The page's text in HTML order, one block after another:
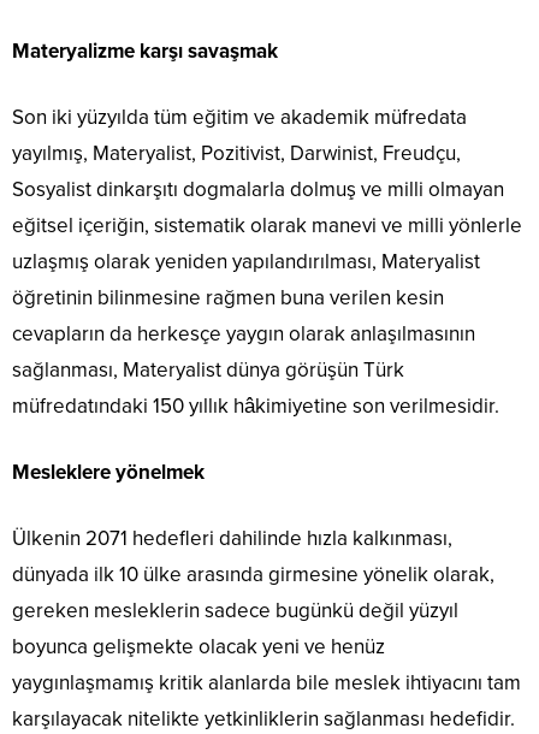
Materyalizme karşı savaşmak
Son iki yüzyılda tüm eğitim ve akademik müfredata
yayılmış, Materyalist, Pozitivist, Darwinist, Freudçu,
Sosyalist dinkarşıtı dogmalarla dolmuş ve milli olmayan
eğitsel içeriğin, sistematik olarak manevi ve milli yönlerle
uzlaşmış olarak yeniden yapılandırılması, Materyalist
öğretinin bilinmesine rağmen buna verilen kesin
cevapların da herkesçe yaygın olarak anlaşılmasının
sağlanması, Materyalist dünya görüşün Türk
müfredatındaki 150 yıllık hâkimiyetine son verilmesidir.
Mesleklere yönelmek
Ülkenin 2071 hedefleri dahilinde hızla kalkınması,
dünyada ilk 10 ülke arasında girmesine yönelik olarak,
gereken mesleklerin sadece bugünkü değil yüzyıl
boyunca gelişmekte olacak yeni ve henüz
yaygınlaşmamış kritik alanlarda bile meslek ihtiyacını tam
karşılayacak nitelikte yetkinliklerin sağlanması hedefidir.